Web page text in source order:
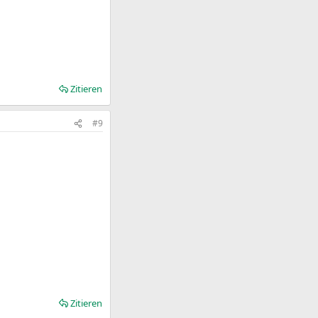
Zitieren
#9
Zitieren